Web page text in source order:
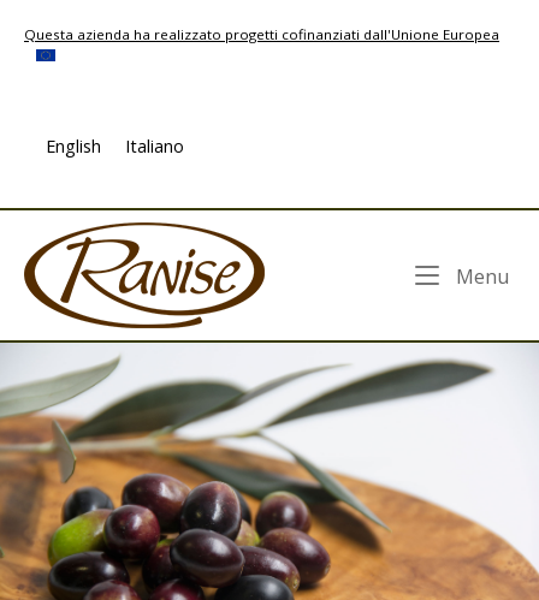
content
Questa azienda ha realizzato progetti cofinanziati dall'Unione Europea
English Italiano
Home
Menu